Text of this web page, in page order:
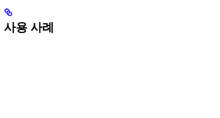
사용 사례